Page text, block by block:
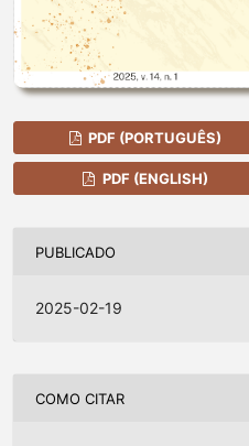
PDF (PORTUGUÊS)
PDF (ENGLISH)
PUBLICADO
2025-02-19
COMO CITAR